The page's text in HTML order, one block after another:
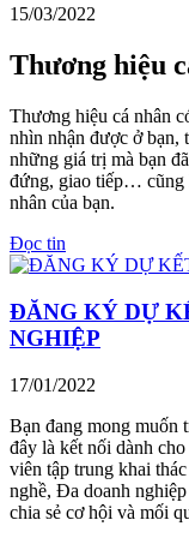
15/03/2022
Thương hiệu
Thương hiệu cá nhân
nhìn nhận được ở bạn,
những giá trị mà bạn
đứng, giao tiếp… cũng
nhân của bạn.
Đọc tin
ĐĂNG KÝ DỰ
NGHIỆP
17/01/2022
Bạn đang mong muốn
đây là kết nối dành
viên tập trung khai
nghề, Đa doanh
chia sẻ cơ hội và mối